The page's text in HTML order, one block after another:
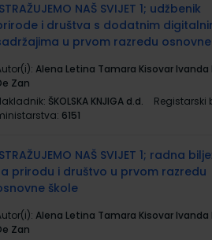
NAŠ SVIJET 1; udžbenik
i društva s dodatnim
u prvom razredu
Alena Letina Tamara Kisovar Ivanda
Zan
ŠKOLSKA KNJIGA d.d.
Registarski
6151
NAŠ SVIJET 1; radna
prirodu i društvo u prvom razredu
škole
Alena Letina Tamara Kisovar Ivanda
Zan